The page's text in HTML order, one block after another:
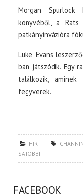
Morgan Spurlock
könyvéből, a
patkányinvázióra
Luke Evans
ban játszódik. Egy
találkozik,
fegyverek.
HÍR
SATÖBBI
FACEBOOK